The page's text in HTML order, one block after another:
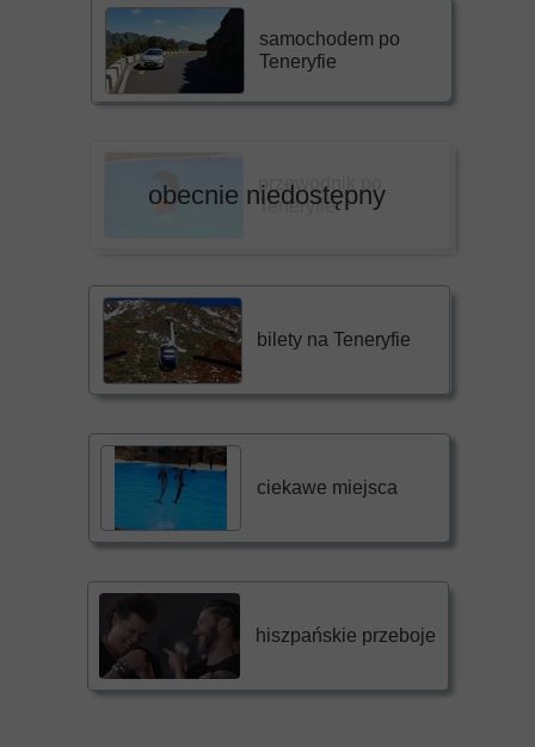
obecnie niedostępny
samochodem po
Teneryfie
przewodnik po
Teneryfie
bilety na Teneryfie
hiszpańskie przeboje
ciekawe miejsca